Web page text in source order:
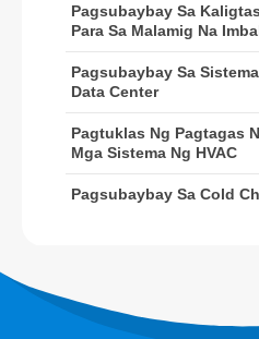
Pagsubaybay Sa
Para Sa Malamig Na
Pagsubaybay Sa
Data Center
Pagtuklas Ng Pagtagas
Mga Sistema Ng HVAC
Pagsubaybay Sa Cold
Refrigerant para sa Mga Sistema ng
Pagsubaybay sa Cold Chain
Pagsubaybay sa Sistema ng
Paglamig ng Data Center
Pagsubaybay sa Kaligtasan ng
Pagsubaybay sa Pang-industriya na
Pagpapalamig ng Gas